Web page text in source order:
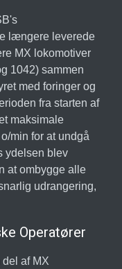
længere leverede
MX lokomotiver
1042) sammen
med foringer og
fra starten af
maksimale
min for at undgå
ydelsen blev
at ombygge alle
udrangering,
Operatører
af MX